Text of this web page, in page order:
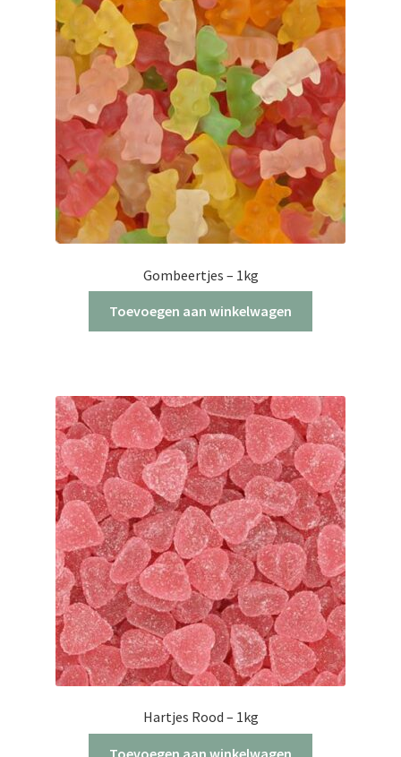
Gombeertjes – 1kg
Toevoegen aan winkelwagen
Hartjes Rood – 1kg
Toevoegen aan winkelwagen